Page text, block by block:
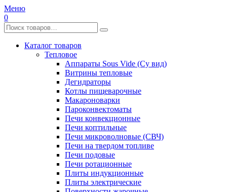
Меню
0
Каталог товаров
Тепловое
Аппараты Sous Vide (Су вид)
Витрины тепловые
Дегидраторы
Котлы пищеварочные
Макароноварки
Пароконвектоматы
Печи конвекционные
Печи коптильные
Печи микроволновые (СВЧ)
Печи на твердом топливе
Печи подовые
Печи ротационные
Плиты индукционные
Плиты электрические